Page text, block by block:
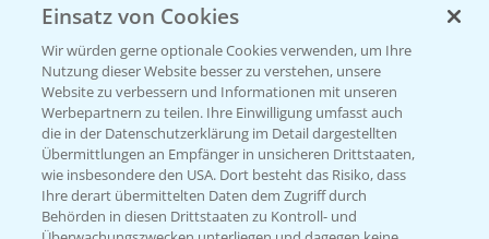
Beratung auf WhatsApp
T.+49 (0)174 346 564 1
KONTAKT
Hilfe in Notfällen
T.+49 (0)214/30-20220
Einsatz von Cookies
Wir würden gerne optionale Cookies verwenden, um Ihre
Nutzung dieser Website besser zu verstehen, unsere
Website zu verbessern und Informationen mit unseren
Werbepartnern zu teilen. Ihre Einwilligung umfasst auch
die in der Datenschutzerklärung im Detail dargestellten
Übermittlungen an Empfänger in unsicheren Drittstaaten,
wie insbesondere den USA. Dort besteht das Risiko, dass
Ihre derart übermittelten Daten dem Zugriff durch
Behörden in diesen Drittstaaten zu Kontroll- und